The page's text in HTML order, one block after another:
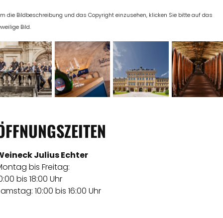
die Bildbeschreibung und das Copyright einzusehen, klicken Sie bitte auf das
Bild.
Julius Echter
bis Freitag:
bis 18:00 Uhr
10:00 bis 16:00 Uhr